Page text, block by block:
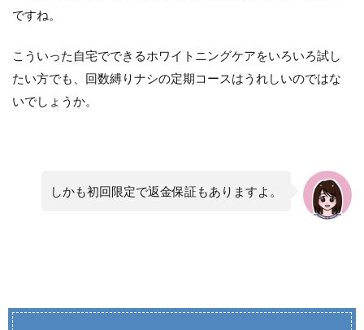
ですね。
こういった自宅でできるホワイトニングケアをいろいろ試し
たい方でも、回数縛りナシの定期コースはうれしいのではな
いでしょうか。
しかも初回限定で返金保証もありますよ。